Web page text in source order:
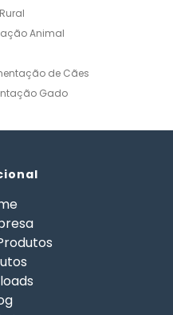
Animal
de Cães
Gado
Natural Cães
Pet
Corte
Leite
de Fazenda